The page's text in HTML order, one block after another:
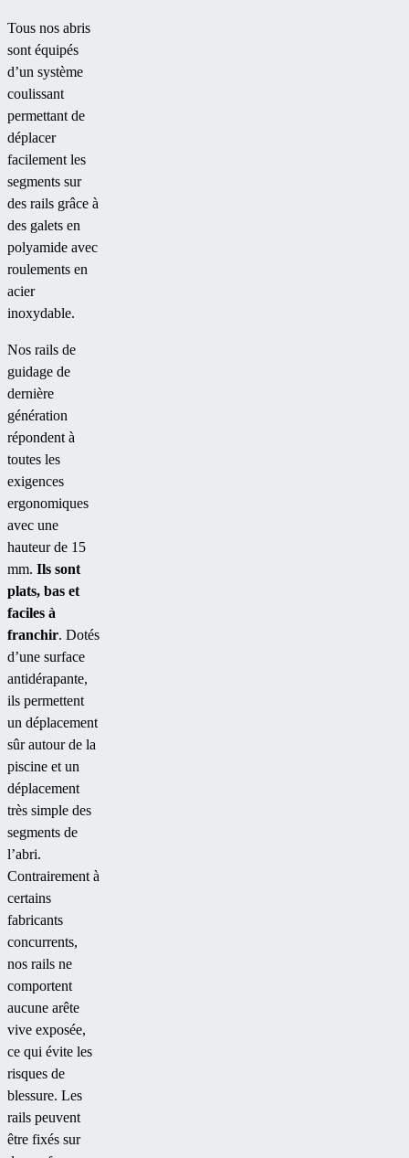
Tous nos abris
sont équipés
d’un système
coulissant
permettant de
déplacer
facilement les
segments sur
des rails grâce à
des galets en
polyamide avec
roulements en
acier
inoxydable.
Nos rails de
guidage de
dernière
génération
répondent à
toutes les
exigences
ergonomiques
avec une
hauteur de 15
mm. Ils sont
plats, bas et
faciles à
franchir. Dotés
d’une surface
antidérapante,
ils permettent
un déplacement
sûr autour de la
piscine et un
déplacement
très simple des
segments de
l’abri.
Contrairement à
certains
fabricants
concurrents,
nos rails ne
comportent
aucune arête
vive exposée,
ce qui évite les
risques de
blessure. Les
rails peuvent
être fixés sur